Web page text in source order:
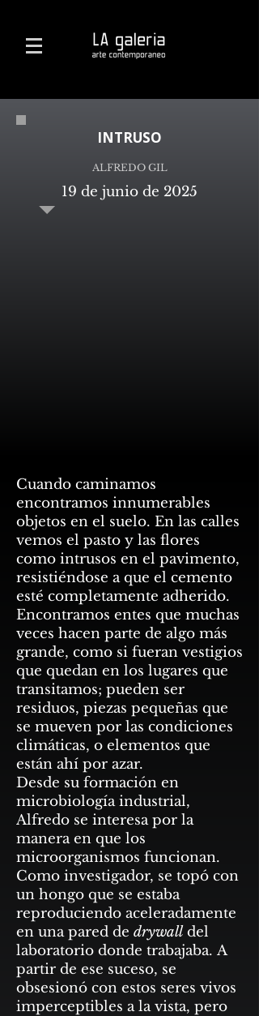
INTRUSO
ALFREDO GIL
19 de junio de 2025
Cuando caminamos
encontramos innumerables
objetos en el suelo. En las calles
vemos el pasto y las flores
como intrusos en el pavimento,
resistiéndose a que el cemento
esté completamente adherido.
Encontramos entes que muchas
veces hacen parte de algo más
grande, como si fueran vestigios
que quedan en los lugares que
transitamos; pueden ser
residuos, piezas pequeñas que
se mueven por las condiciones
climáticas, o elementos que
están ahí por azar.
Desde su formación en
microbiología industrial,
Alfredo se interesa por la
manera en que los
microorganismos funcionan.
Como investigador, se topó con
un hongo que se estaba
reproduciendo aceleradamente
en una pared de drywall del
laboratorio donde trabajaba. A
partir de ese suceso, se
obsesionó con estos seres vivos
imperceptibles a la vista, pero